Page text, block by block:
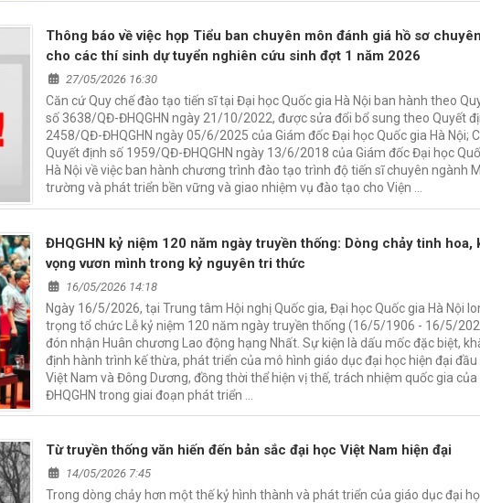
Thông báo về việc họp Tiểu ban chuyên môn đánh giá hồ sơ
cho các thí sinh dự tuyển nghiên cứu sinh đợt 1 năm 2026
27/05/2026 16:30
Căn cứ Quy chế đào tạo tiến sĩ tại Đại học Quốc gia Hà Nội ban hành theo
số 3638/QĐ-ĐHQGHN ngày 21/10/2022, được sửa đổi bổ sung theo Quyết
2458/QĐ-ĐHQGHN ngày 05/6/2025 của Giám đốc Đại học Quốc gia Hà Nội;
Quyết định số 1959/QĐ-ĐHQGHN ngày 13/6/2018 của Giám đốc Đại học
Hà Nội về việc ban hành chương trình đào tạo trình độ tiến sĩ chuyên ngành
trường và phát triển bền vững và giao nhiệm vụ đào tạo cho Viện …
ĐHQGHN kỷ niệm 120 năm ngày truyền thống: Dòng chảy tinh hoa,
vọng vươn mình trong kỷ nguyên tri thức
16/05/2026 14:18
Ngày 16/5/2026, tại Trung tâm Hội nghị Quốc gia, Đại học Quốc gia Hà Nội
trọng tổ chức Lễ kỷ niệm 120 năm ngày truyền thống (16/5/1906 - 16/5/
đón nhận Huân chương Lao động hạng Nhất. Sự kiện là dấu mốc đặc biệt,
định hành trình kế thừa, phát triển của mô hình giáo dục đại học hiện đại
Việt Nam và Đông Dương, đồng thời thể hiện vị thế, trách nhiệm quốc gia của
ĐHQGHN trong giai đoạn phát triển …
Từ truyền thống văn hiến đến bản sắc đại học Việt Nam hiện đại
14/05/2026 7:45
Trong dòng chảy hơn một thế kỷ hình thành và phát triển của giáo dục đại